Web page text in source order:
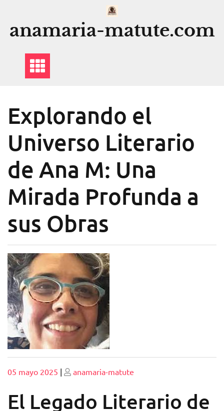
contenido
anamaria-matute.com
Explorando el
Universo Literario
de Ana M: Una
Mirada Profunda a
sus Obras
Publicado
05 mayo 2025 | Publicado
anamaria-matute
El Legado Literario de